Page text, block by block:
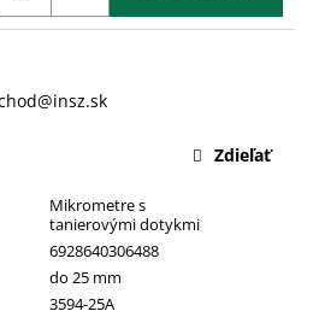
Mikrometre s
tanierovými dotykmi
6928640306488
do 25 mm
3594-25A
Zdieľať